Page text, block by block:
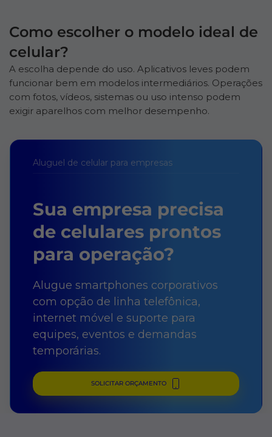
Como escolher o modelo ideal de
celular?
A escolha depende do uso. Aplicativos leves podem
funcionar bem em modelos intermediários. Operações
com fotos, vídeos, sistemas ou uso intenso podem
exigir aparelhos com melhor desempenho.
Aluguel de celular para empresas
Sua empresa precisa
de celulares prontos
para operação?
Alugue smartphones corporativos
com opção de linha telefônica,
internet móvel e suporte para
equipes, eventos e demandas
temporárias.
SOLICITAR ORÇAMENTO